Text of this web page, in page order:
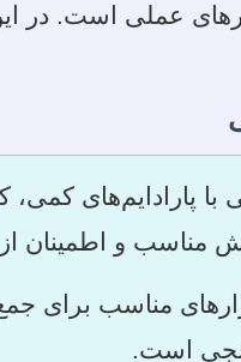
عملی است.
پارادایم‌های کمی،
مناسب و اطمینان
مناسب برای
است.